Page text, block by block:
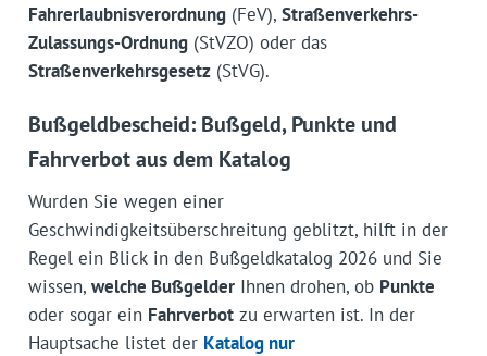
Fahrerlaubnisverordnung(FeV), Straßenverkehrs-
Zulassungs-Ordnung(StVZO) oder das
Straßenverkehrsgesetz(StVG).
Bußgeldbescheid: Bußgeld, Punkte und
Fahrverbot aus dem Katalog
Wurden Sie wegen einer
Geschwindigkeitsüberschreitung geblitzt, hilft in der
Regel ein Blick in den Bußgeldkatalog 2026 und Sie
wissen, welche BußgelderIhnen drohen, ob Punkte
oder sogar ein Fahrverbotzu erwarten ist. In der
Hauptsache listet der Katalog nur